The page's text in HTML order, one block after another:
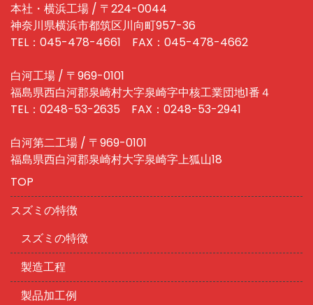
本社・横浜工場 / 〒224-0044
神奈川県横浜市都筑区川向町957-36
TEL：045-478-4661 FAX：045-478-4662
白河工場 / 〒969-0101
福島県西白河郡泉崎村大字泉崎字中核工業団地1番４
TEL：0248-53-2635 FAX：0248-53-2941
白河第二工場 / 〒969-0101
福島県西白河郡泉崎村大字泉崎字上狐山18
TOP
スズミの特徴
スズミの特徴
製造工程
製品加工例